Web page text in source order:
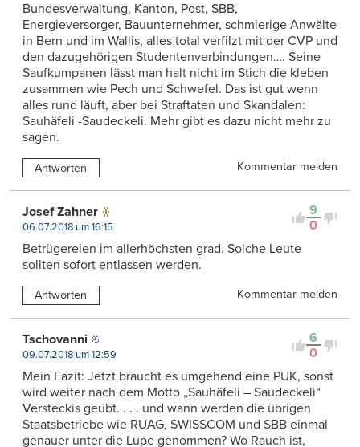
Bundesverwaltung, Kanton, Post, SBB,
Energieversorger, Bauunternehmer, schmierige Anwälte
in Bern und im Wallis, alles total verfilzt mit der CVP und
den dazugehörigen Studentenverbindungen…. Seine
Saufkumpanen lässt man halt nicht im Stich die kleben
zusammen wie Pech und Schwefel. Das ist gut wenn
alles rund läuft, aber bei Straftaten und Skandalen:
Sauhäfeli -Saudeckeli. Mehr gibt es dazu nicht mehr zu
sagen.
Antworten Kommentar melden
9
0
Josef Zahner
06.07.2018 um 16:15
Betrügereien im allerhöchsten grad. Solche Leute
sollten sofort entlassen werden.
Antworten Kommentar melden
6
0
Tschovanni
09.07.2018 um 12:59
Mein Fazit: Jetzt braucht es umgehend eine PUK, sonst
wird weiter nach dem Motto „Sauhäfeli – Saudeckeli“
Versteckis geübt. . . . und wann werden die übrigen
Staatsbetriebe wie RUAG, SWISSCOM und SBB einmal
genauer unter die Lupe genommen? Wo Rauch ist,